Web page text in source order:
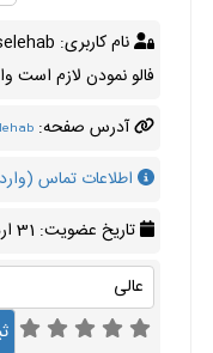
نام کاربری: selselehab (
فالو نمودن لازم است
آدرس صفحه:
اطلاعات تماس
تاریخ عضویت: 31 اردیبهشت 1405 ساعت 01:19:14